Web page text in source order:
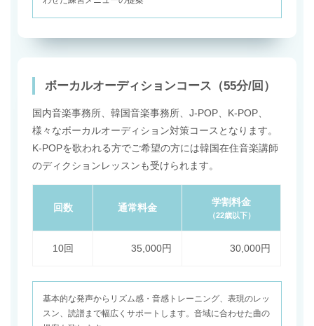
ボーカルオーディションコース（55分/回）
国内音楽事務所、韓国音楽事務所、J-POP、K-POP、
様々なボーカルオーディション対策コースとなります。
K-POPを歌われる方でご希望の方には韓国在住音楽講師
のディクションレッスンも受けられます。
回数 通常料金 学割料金
（22歳以下）
10回 35,000円 30,000円
基本的な発声からリズム感・音感トレーニング、表現のレッ
スン、読譜まで幅広くサポートします。音域に合わせた曲の